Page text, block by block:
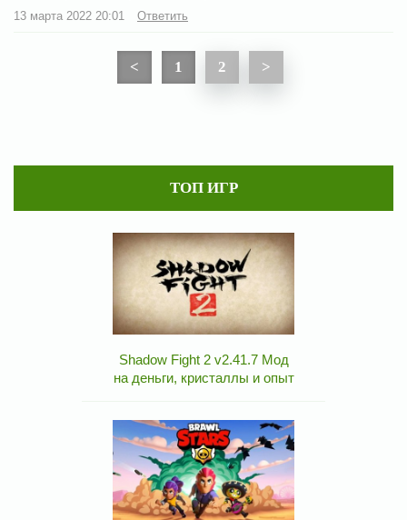
13 марта 2022 20:01 Ответить
< 1 2 >
ТОП ИГР
Shadow Fight 2 v2.41.7 Мод
на деньги, кристаллы и опыт